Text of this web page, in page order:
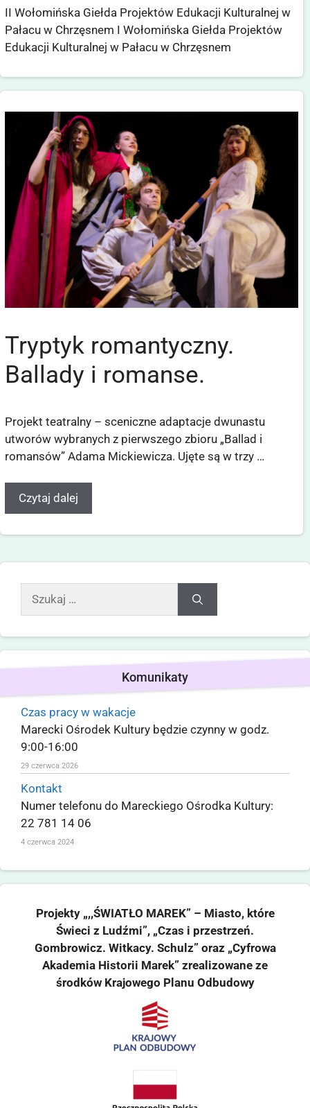
II Wołomińska Giełda Projektów Edukacji Kulturalnej w
Pałacu w Chrzęsnem I Wołomińska Giełda Projektów
Edukacji Kulturalnej w Pałacu w Chrzęsnem
Tryptyk romantyczny.
Ballady i romanse.
Projekt teatralny – sceniczne adaptacje dwunastu
utworów wybranych z pierwszego zbioru „Ballad i
romansów” Adama Mickiewicza. Ujęte są w trzy …
Czytaj dalej
Komunikaty
Czas pracy w wakacje
Marecki Ośrodek Kultury będzie czynny w godz.
9:00-16:00
29 czerwca 2026
Kontakt
Numer telefonu do Mareckiego Ośrodka Kultury:
22 781 14 06
4 czerwca 2024
Projekty „,,ŚWIATŁO MAREK” – Miasto, które
Świeci z Ludźmi”, „Czas i przestrzeń.
Gombrowicz. Witkacy. Schulz” oraz „Cyfrowa
Akademia Historii Marek” zrealizowane ze
środków Krajowego Planu Odbudowy